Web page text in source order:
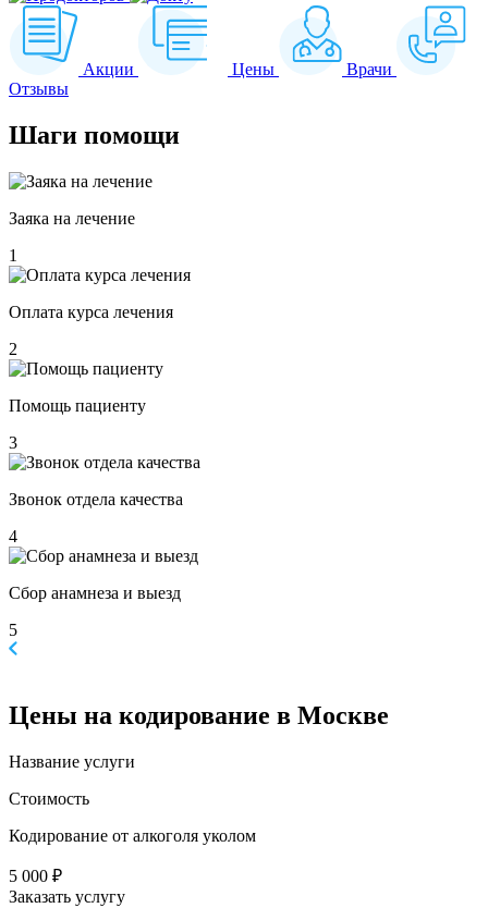
Акции Цены
Врачи
Отзывы
Шаги помощи
Заяка на лечение
1
Оплата курса лечения
2
Помощь пациенту
3
Звонок отдела качества
4
Сбор анамнеза и выезд
5
Цены на кодирование в Москве
Название услуги
Стоимость
Кодирование от алкоголя уколом
5 000 ₽
Заказать услугу